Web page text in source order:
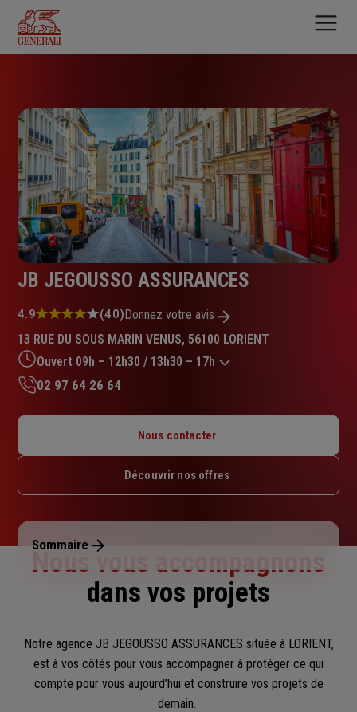
contenu
principal
JB JEGOUSSO ASSURANCES
Note
4.9
sur
5
étoiles
4.9 (40)Donnez votre avis
13 RUE DU SOUS MARIN VENUS, 56100 LORIENT
Ouvert 09h – 12h30 / 13h30 – 17h
Mardi : 09h – 12h30 / 13h30 – 18h
Jeudi : 09h – 12h30 / 13h30 – 18h
Dimanche : Fermé
02 97 64 26 64
Nous contacter
Découvrir nos offres
Sommaire
Nous vous accompagnons
dans vos projets
Notre agence JB JEGOUSSO ASSURANCES située à LORIENT,
est à vos côtés pour vous accompagner à protéger ce qui
compte pour vous aujourd’hui et construire vos projets de
demain.